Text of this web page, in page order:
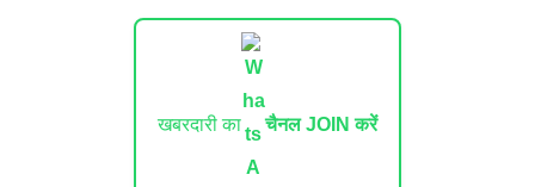
खबरदारी का चैनल JOIN करें